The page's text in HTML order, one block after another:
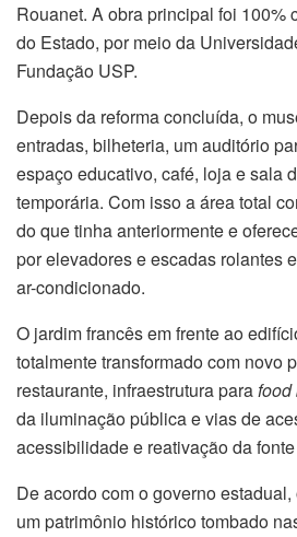
Rouanet. A obra principal foi 100%
do Estado, por meio da
Fundação USP.
Depois da reforma concluída, o
entradas, bilheteria, um auditório
espaço educativo, café, loja e sala
temporária. Com isso a área total
do que tinha anteriormente e
por elevadores e escadas rolantes
ar-condicionado.
O jardim francês em frente ao
totalmente transformado com novo
restaurante, infraestrutura parafood
da iluminação pública e vias de
acessibilidade e reativação da
De acordo com o governo
um patrimônio histórico tombado